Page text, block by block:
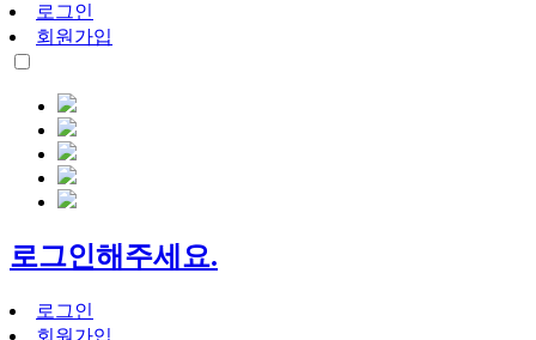
로그인
회원가입
로그인해주세요.
로그인
회원가입